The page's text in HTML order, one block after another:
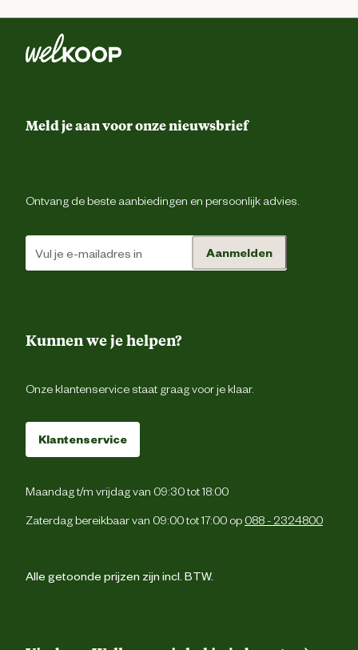
Meld je aan voor onze nieuwsbrief
Ontvang de beste aanbiedingen en persoonlijk advies.
Aanmelden
Kunnen we je helpen?
Onze klantenservice staat graag voor je klaar.
Klantenservice
Maandag t/m vrijdag van 09:30 tot 18:00
Zaterdag bereikbaar van 09:00 tot 17:00 op 088 - 2324800
Alle getoonde prijzen zijn incl. BTW.